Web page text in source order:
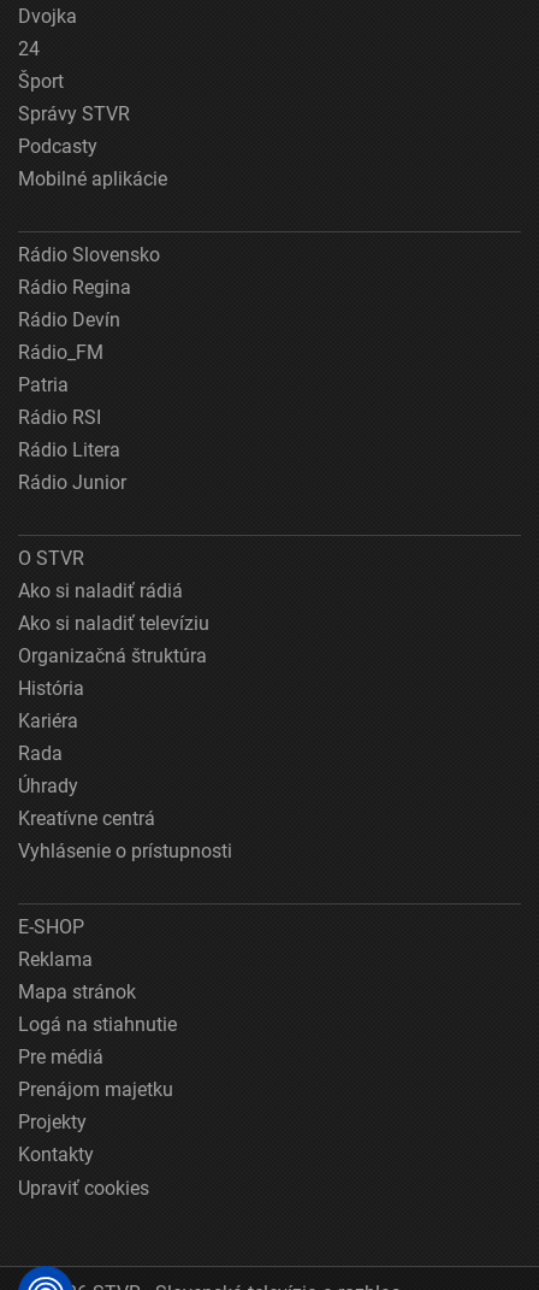
Dvojka
24
Šport
Správy STVR
Podcasty
Mobilné aplikácie
Rádio Slovensko
Rádio Regina
Rádio Devín
Rádio_FM
Patria
Rádio RSI
Rádio Litera
Rádio Junior
O STVR
Ako si naladiť rádiá
Ako si naladiť televíziu
Organizačná štruktúra
História
Kariéra
Rada
Úhrady
Kreatívne centrá
Vyhlásenie o prístupnosti
E-SHOP
Reklama
Mapa stránok
Logá na stiahnutie
Pre médiá
Prenájom majetku
Projekty
Kontakty
Upraviť cookies